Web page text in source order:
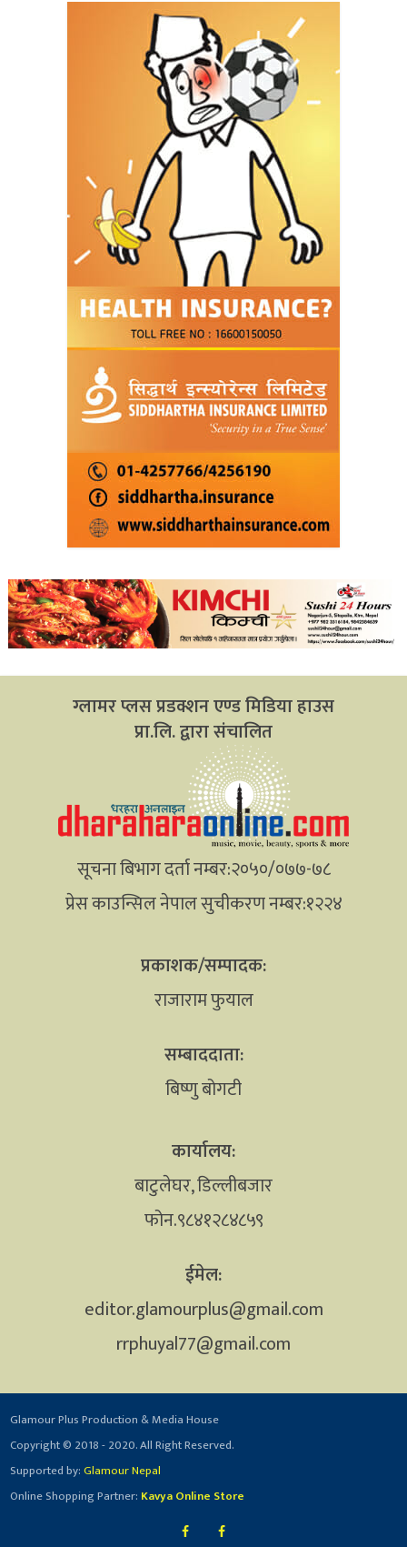
ग्लामर प्लस प्रडक्शन एण्ड मिडिया हाउस
प्रा.लि. द्वारा संचालित
सूचना बिभाग दर्ता नम्बर:२०५०/०७७-७८
प्रेस काउन्सिल नेपाल सुचीकरण नम्बर:१२२४
प्रकाशक/सम्पादक:
राजाराम फुयाल
सम्बाददाता:
बिष्णु बोगटी
कार्यालय:
बाटुलेघर, डिल्लीबजार
फोन.९८४१२८४८५९
ईमेल:
editor.glamourplus@gmail.com
rrphuyal77@gmail.com
Glamour Plus Production & Media House
Copyright © 2018 - 2020. All Right Reserved.
Supported by:Glamour Nepal
Online Shopping Partner: Kavya Online Store